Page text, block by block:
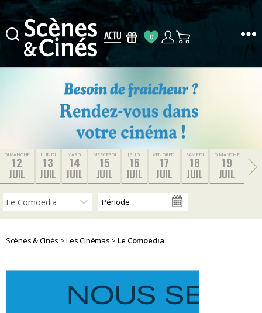
Cinés
0
DIMANCHE
12
JUIL
LUNDI
13
JUIL
MARDI
14
JUIL
MERCREDI
15
JUIL
JEUDI
16
JUIL
VENDREDI
17
JUIL
SAMEDI
18
JUIL
DIMANCHE
19
JUIL
Scènes & Cinés >Les Cinémas > Le Comoedia